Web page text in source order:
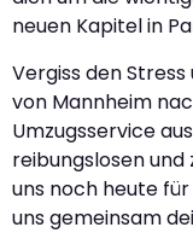
neuen Kapitel in
Vergiss den
von Mannheim
Umzugsservice
reibungslosen
uns noch heute
uns gemeinsam